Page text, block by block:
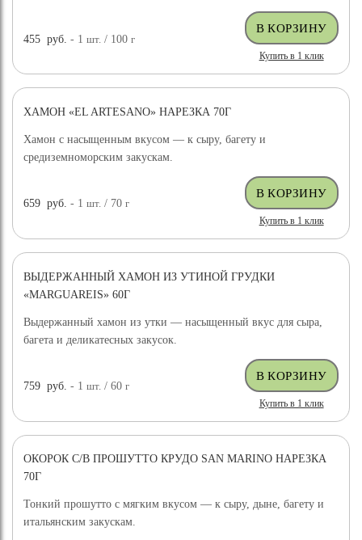
455 руб. - 1шт. / 100г
Купить в 1 клик
ХАМОН «EL ARTESANO» НАРЕЗКА 70Г
Хамон с насыщенным вкусом — к сыру, багету и
средиземноморским закускам.
659 руб. - 1шт. / 70г
Купить в 1 клик
ВЫДЕРЖАННЫЙ ХАМОН ИЗ УТИНОЙ ГРУДКИ
«MARGUAREIS» 60Г
Выдержанный хамон из утки — насыщенный вкус для сыра,
багета и деликатесных закусок.
759 руб. - 1шт. / 60г
Купить в 1 клик
ОКОРОК С/В ПРОШУТТО КРУДО SAN MARINO НАРЕЗКА
70Г
Тонкий прошутто с мягким вкусом — к сыру, дыне, багету и
итальянским закускам.